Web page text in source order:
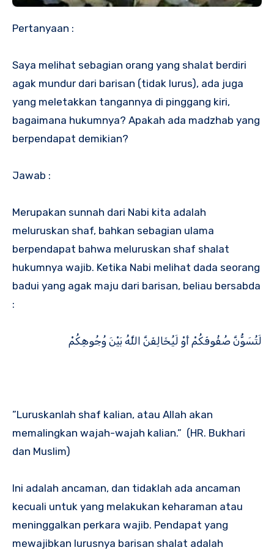
Pertanyaan :
Saya melihat sebagian orang yang shalat berdiri
agak mundur dari barisan (tidak lurus), ada juga
yang meletakkan tangannya di pinggang kiri,
bagaimana hukumnya? Apakah ada madzhab yang
berpendapat demikian?
Jawab :
Merupakan sunnah dari Nabi kita adalah
meluruskan shaf, bahkan sebagian ulama
berpendapat bahwa meluruskan shaf shalat
hukumnya wajib. Ketika Nabi melihat dada seorang
badui yang agak maju dari barisan, beliau bersabda
:
لَتُسَوُّنَّ صُفُوفَكُمْ أَوْ لَيُخَالِفَنَّ اللَّهُ بَيْنَ وُجُوهِكُمْ
”Luruskanlah shaf kalian, atau Allah akan
memalingkan wajah-wajah kalian.” (HR. Bukhari
dan Muslim)
Ini adalah ancaman, dan tidaklah ada ancaman
kecuali untuk yang melakukan keharaman atau
meninggalkan perkara wajib. Pendapat yang
mewajibkan lurusnya barisan shalat adalah